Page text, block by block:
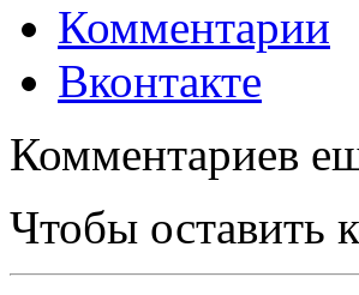
Комментарии
Вконтакте
Комментариев
Чтобы оставить